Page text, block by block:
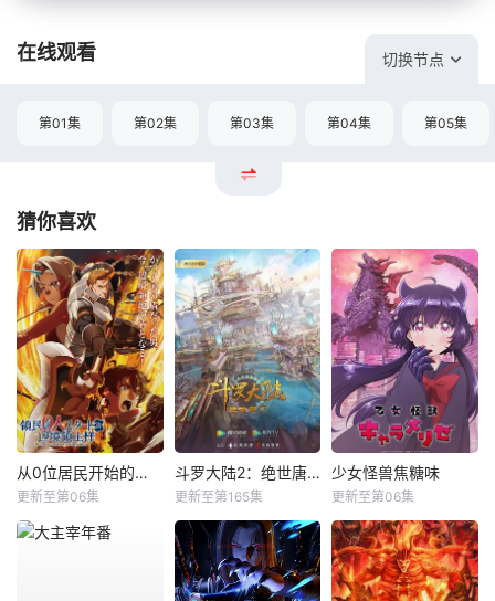
在线观看 切换节点
第01集 第02集 第03集 第04集 第05集
猜你喜欢
从0位居民开始的边境领主大人
更新至第06集
斗罗大陆2：绝世唐门
更新至第165集
少女怪兽焦糖味
更新至第06集